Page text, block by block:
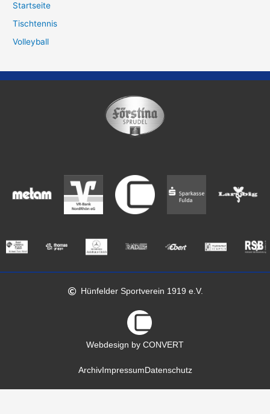
Startseite
Tischtennis
Volleyball
Hünfelder Sportverein 1919 e.V.
Webdesign by CONVERT
ArchivImpressum Datenschutz